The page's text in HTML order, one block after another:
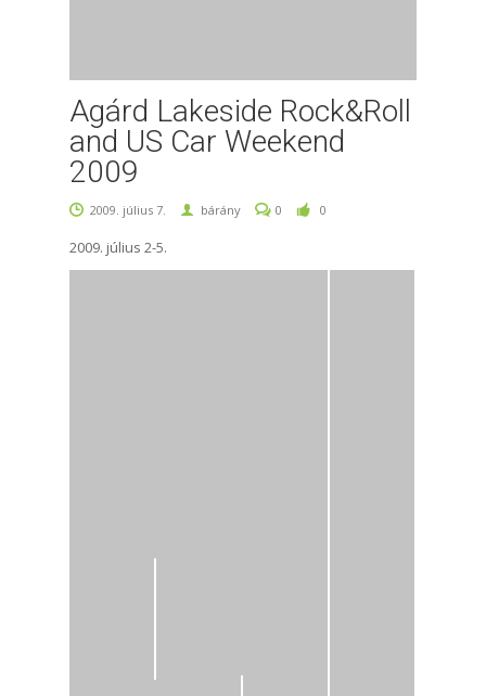
Agárd Lakeside Rock&Roll
and US Car Weekend
2009
2009. július 7. bárány 0 0
2009. július 2-5.